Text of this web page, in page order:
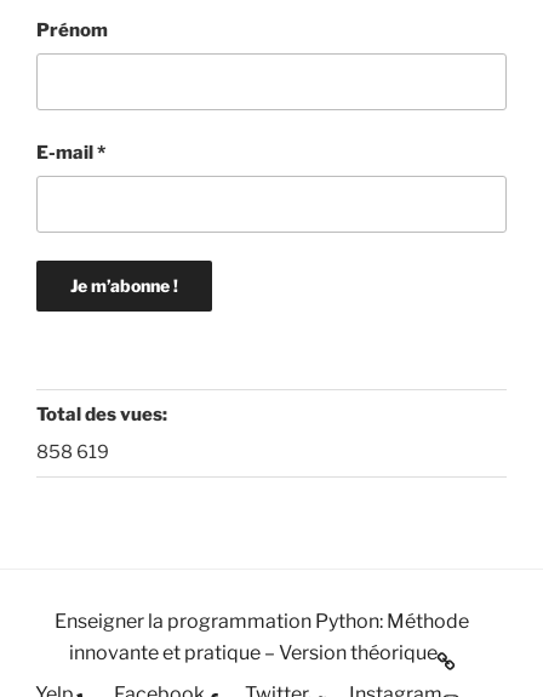
Prénom
E-mail*
Total des vues:
858 619
Enseigner la programmation Python: Méthode
innovante et pratique – Version théorique